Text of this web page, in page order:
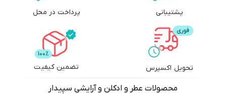
پشتیبانی پرداخت در محل
تحویل اکسپرس تضمین کیفیت
محصولات عطر و ادکلن و آرایشی سپیدار